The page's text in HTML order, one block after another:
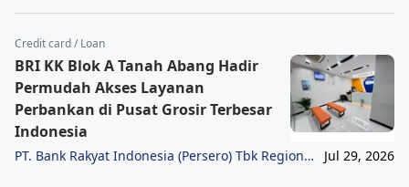
Credit card / Loan
BRI KK Blok A Tanah Abang Hadir
Permudah Akses Layanan
Perbankan di Pusat Grosir Terbesar
Indonesia
PT. Bank Rakyat Indonesia (Persero) Tbk Region
Jul 29, 2026